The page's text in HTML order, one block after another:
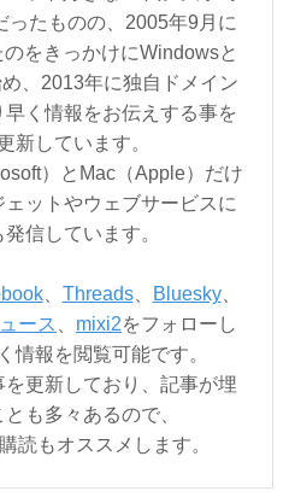
ったものの、2005年9月に
をきっかけにWindowsと
、2013年に独自ドメイン
く情報をお伝えする事を
新しています。
）とMac（Apple）だけ
ットやウェブサービスに
信しています。
、 Threads、 Bluesky、
ース mixi2をフォローし
情報を閲覧可能です。
更新しており、記事が埋
も多々あるので、
読もオススメします。